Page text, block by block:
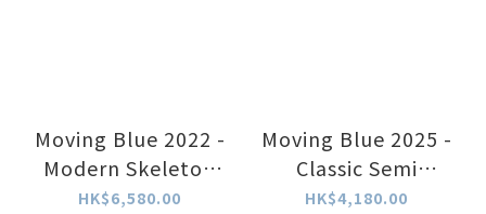
Moving Blue 2022 -
Modern Skeleton
Metal Strap
HK$6,580.00
Moving Blue 2025 -
Classic Semi
Skeleton (Limited
HK$4,180.00